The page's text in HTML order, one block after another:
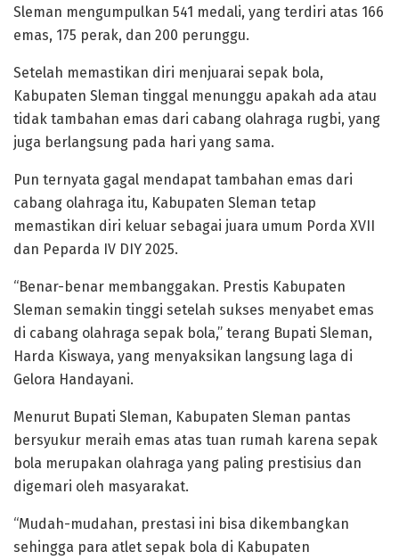
Sleman mengumpulkan 541 medali, yang terdiri atas 166
emas, 175 perak, dan 200 perunggu.
Setelah memastikan diri menjuarai sepak bola,
Kabupaten Sleman tinggal menunggu apakah ada atau
tidak tambahan emas dari cabang olahraga rugbi, yang
juga berlangsung pada hari yang sama.
Pun ternyata gagal mendapat tambahan emas dari
cabang olahraga itu, Kabupaten Sleman tetap
memastikan diri keluar sebagai juara umum Porda XVII
dan Peparda IV DIY 2025.
“Benar-benar membanggakan. Prestis Kabupaten
Sleman semakin tinggi setelah sukses menyabet emas
di cabang olahraga sepak bola,” terang Bupati Sleman,
Harda Kiswaya, yang menyaksikan langsung laga di
Gelora Handayani.
Menurut Bupati Sleman, Kabupaten Sleman pantas
bersyukur meraih emas atas tuan rumah karena sepak
bola merupakan olahraga yang paling prestisius dan
digemari oleh masyarakat.
“Mudah-mudahan, prestasi ini bisa dikembangkan
sehingga para atlet sepak bola di Kabupaten